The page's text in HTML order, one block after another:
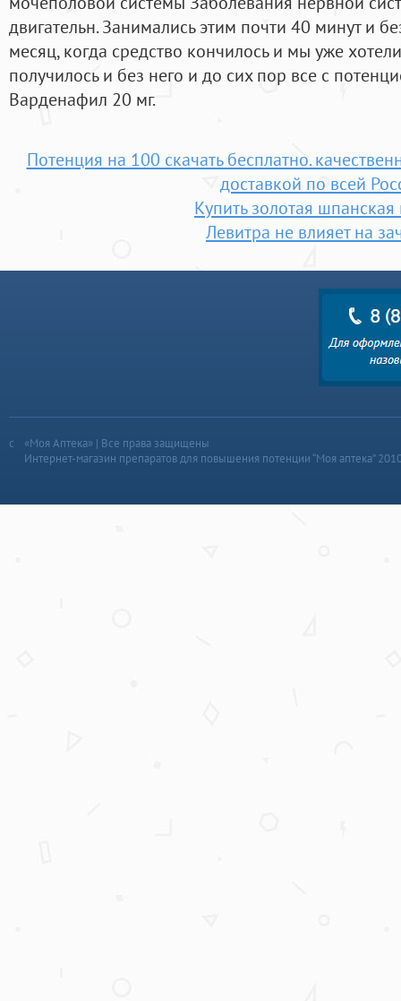
двигательн. Занимались этим почти 40 минут и
месяц, когда средство кончилось и мы уже
получилось и без него и до сих пор все с
Варденафил 20 мг.
Потенция на 100 скачать бесплатно.
доставкой по всей
Купить золотая
Левитра не влияет на
«Моя Аптека» | Все права защищены
Интернет-магазин препаратов для повышения потенции “Моя аптека”